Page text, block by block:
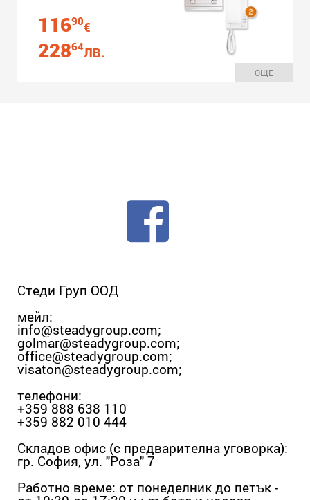
11690€
22864ЛВ.
ОЩЕ
Стеди Груп ООД
мейл:
info@steadygroup.com;
golmar@steadygroup.com;
office@steadygroup.com;
visaton@steadygroup.com;
телефони:
+359 888 638 110
+359 882 010 444
Складов офис (с предварителна уговорка):
гр. София, ул. "Роза" 7
Работно време: от понеделник до петък -